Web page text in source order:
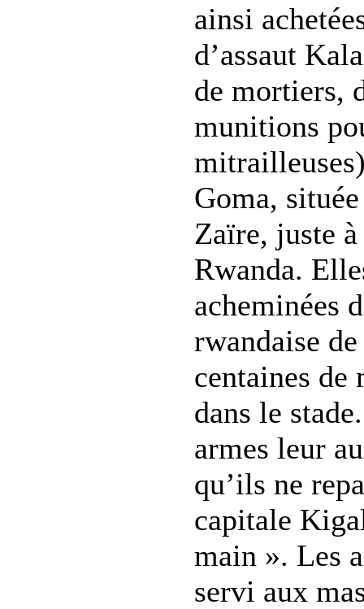
ainsi
d’assaut
de mortiers,
munitions
Goma,
Zaïre, juste
Rwanda.
acheminées
rwandaise
centaines
dans le
armes leur
qu’ils ne
capitale
main ». Les
servi aux